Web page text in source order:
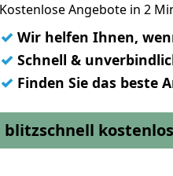
Angebote in 2
✓ Wir helfen Ihnen,
✓ Schnell &
✓ Finden Sie das beste
blitzschnell